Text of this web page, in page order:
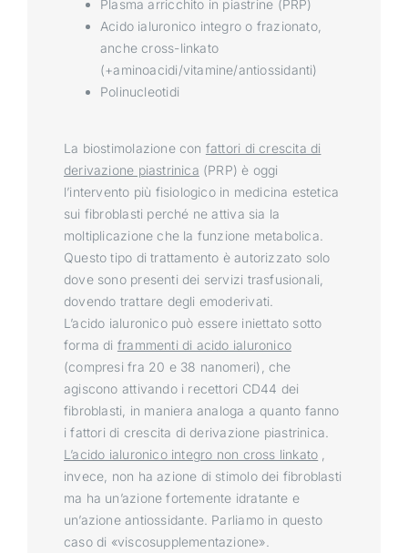
Plasma arricchito in piastrine (PRP)
Acido ialuronico integro o frazionato,
anche cross-linkato
(+aminoacidi/vitamine/antiossidanti)
Polinucleotidi
La biostimolazione con fattori di crescita di
derivazione piastrinica (PRP) è oggi
l’intervento più fisiologico in medicina estetica
sui fibroblasti perché ne attiva sia la
moltiplicazione che la funzione metabolica.
Questo tipo di trattamento è autorizzato solo
dove sono presenti dei servizi trasfusionali,
dovendo trattare degli emoderivati.
L’acido ialuronico può essere iniettato sotto
forma di frammenti di acido ialuronico
(compresi fra 20 e 38 nanomeri), che
agiscono attivando i recettori CD44 dei
fibroblasti, in maniera analoga a quanto fanno
i fattori di crescita di derivazione piastrinica.
L’acido ialuronico integro non cross linkato
invece, non ha azione di stimolo dei fibroblasti
ma ha un’azione fortemente idratante e
un’azione antiossidante. Parliamo in questo
caso di «viscosupplementazione».